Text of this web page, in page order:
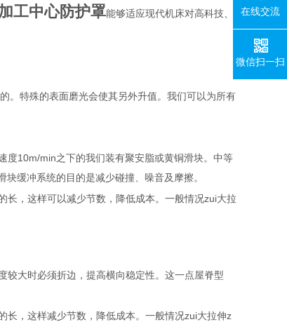
工中心防护罩能够适应现代机床对高科技、
。特殊的表面磨光会使其另外升值。我们可以为所有
度10m/min之下的我们装有聚安脂或黄铜滑块。中等
缓冲系统的目的是减少碰撞、噪音及摩擦。
长，这样可以减少节数，降低成本。一般情况zui大拉
较大时必须折边，提高横向稳定性。这一点屋脊型
长，这样减少节数，降低成本。一般情况zui大拉伸z
在线交流
微信扫一扫